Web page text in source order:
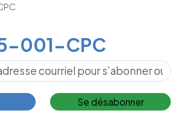
001-CPC
mises à jour
Se désabonner